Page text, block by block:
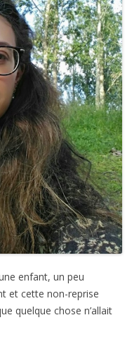
enfant, un peu
et cette non-reprise
quelque chose n’allait